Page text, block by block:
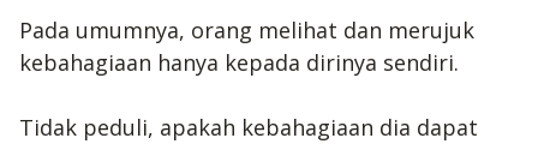
Pada umumnya, orang melihat dan merujuk
kebahagiaan hanya kepada dirinya sendiri.
Tidak peduli, apakah kebahagiaan dia dapat